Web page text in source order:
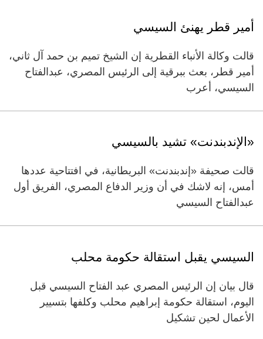
أمير قطر يهنئ السيسي
قالت وكالة الأنباء القطرية إن الشيخ تميم بن حمد آل ثاني،
أمير قطر، بعث ببرقية إلى الرئيس المصري، عبدالفتاح
السيسي، أعرب
«الإندبندنت» تشيد بالسيسي
قالت صحيفة «إندبندنت» البريطانية، في افتتاحية عددها
أمس، إنه لاشك في أن وزير الدفاع المصري، الفريق أول
عبدالفتاح السيسي
السيسي يقبل استقالة حكومة محلب
قال بيان إن الرئيس المصري عبد الفتاح السيسي قبل
اليوم، استقالة حكومة إبراهيم محلب وكلفها بتسيير
الأعمال لحين تشكيل